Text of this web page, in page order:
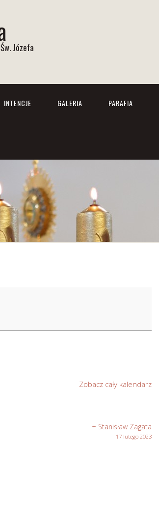
Józefa
INTENCJE GALERIA PARAFIA
Zobacz cały kalendarz
+ Stanisław Zagata
17 lutego 2023